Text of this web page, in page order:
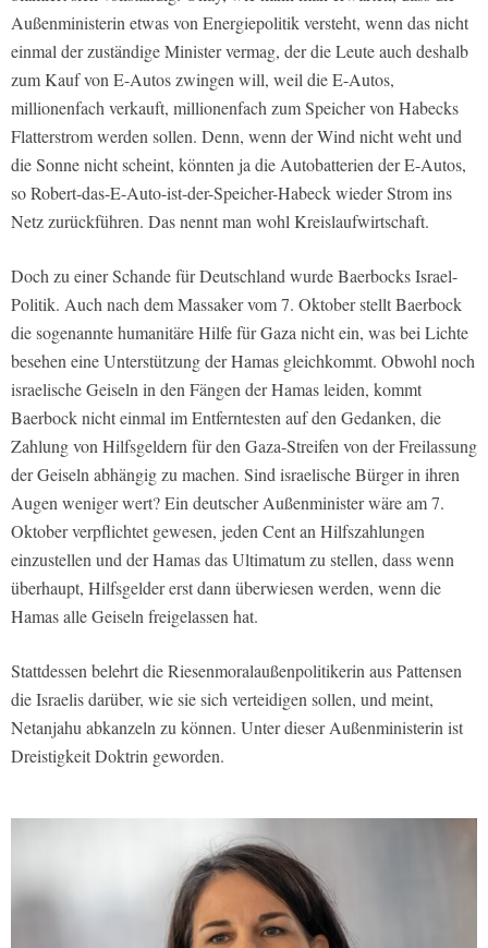
Außenministerin etwas von Energiepolitik versteht, wenn das nicht
einmal der zuständige Minister vermag, der die Leute auch deshalb
zum Kauf von E-Autos zwingen will, weil die E-Autos,
millionenfach verkauft, millionenfach zum Speicher von Habecks
Flatterstrom werden sollen. Denn, wenn der Wind nicht weht und
die Sonne nicht scheint, könnten ja die Autobatterien der E-Autos,
so Robert-das-E-Auto-ist-der-Speicher-Habeck wieder Strom ins
Netz zurückführen. Das nennt man wohl Kreislaufwirtschaft.
Doch zu einer Schande für Deutschland wurde Baerbocks Israel-
Politik. Auch nach dem Massaker vom 7. Oktober stellt Baerbock
die sogenannte humanitäre Hilfe für Gaza nicht ein, was bei Lichte
besehen eine Unterstützung der Hamas gleichkommt. Obwohl noch
israelische Geiseln in den Fängen der Hamas leiden, kommt
Baerbock nicht einmal im Entferntesten auf den Gedanken, die
Zahlung von Hilfsgeldern für den Gaza-Streifen von der Freilassung
der Geiseln abhängig zu machen. Sind israelische Bürger in ihren
Augen weniger wert? Ein deutscher Außenminister wäre am 7.
Oktober verpflichtet gewesen, jeden Cent an Hilfszahlungen
einzustellen und der Hamas das Ultimatum zu stellen, dass wenn
überhaupt, Hilfsgelder erst dann überwiesen werden, wenn die
Hamas alle Geiseln freigelassen hat.
Stattdessen belehrt die Riesenmoralaußenpolitikerin aus Pattensen
die Israelis darüber, wie sie sich verteidigen sollen, und meint,
Netanjahu abkanzeln zu können. Unter dieser Außenministerin ist
Dreistigkeit Doktrin geworden.